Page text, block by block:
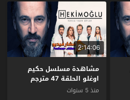
2:14:06
مشاهدة مسلسل حكيم
اوغلو الحلقة 47 مترجم
منذ 5 سنوات